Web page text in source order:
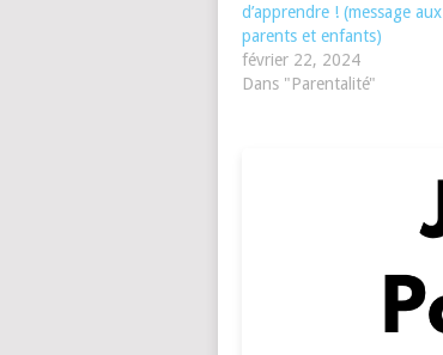
d’apprendre ! (message aux
parents et enfants)
février 22, 2024
Dans "Parentalité"